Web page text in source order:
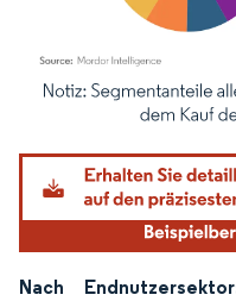
Bild © Mordor Intelligence.
Nach